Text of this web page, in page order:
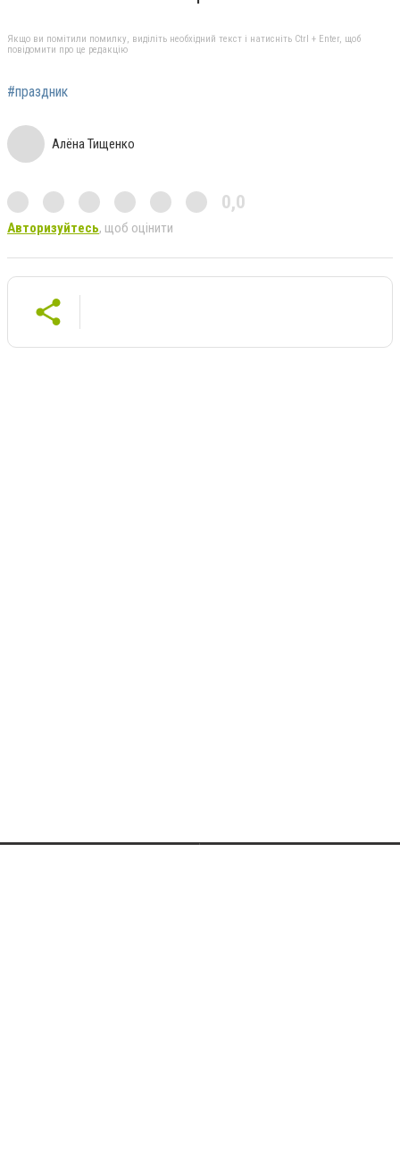
Якщо ви помітили помилку, виділіть необхідний текст і натисніть Ctrl + Enter, щоб
повідомити про це редакцію
#праздник
Алёна Тищенко
0,0
Авторизуйтесь, щоб оцінити